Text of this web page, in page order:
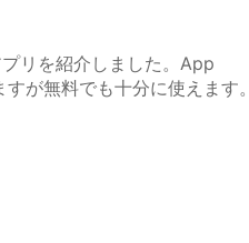
リを紹介しました。App
が無料でも十分に使えます。